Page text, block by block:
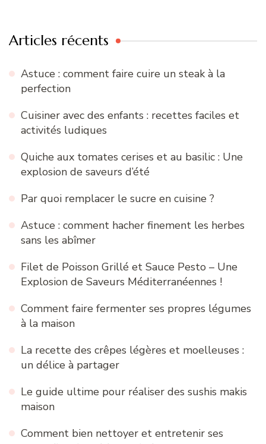
Articles récents
Astuce : comment faire cuire un steak à la
perfection
Cuisiner avec des enfants : recettes faciles et
activités ludiques
Quiche aux tomates cerises et au basilic : Une
explosion de saveurs d’été
Par quoi remplacer le sucre en cuisine ?
Astuce : comment hacher finement les herbes
sans les abîmer
Filet de Poisson Grillé et Sauce Pesto – Une
Explosion de Saveurs Méditerranéennes !
Comment faire fermenter ses propres légumes
à la maison
La recette des crêpes légères et moelleuses :
un délice à partager
Le guide ultime pour réaliser des sushis makis
maison
Comment bien nettoyer et entretenir ses